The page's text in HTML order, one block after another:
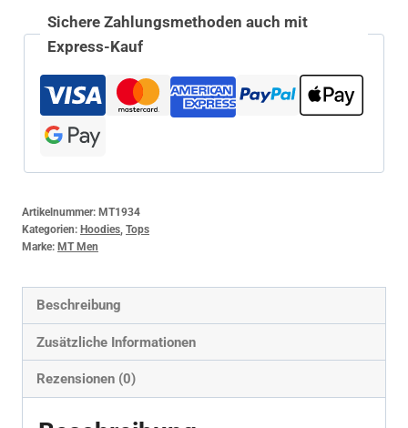
Sichere Zahlungsmethoden auch mit
Express-Kauf
Artikelnummer: MT1934
Kategorien: Hoodies Tops
Marke: MT Men
Beschreibung
Zusätzliche Informationen
Rezensionen (0)